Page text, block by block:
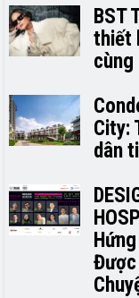
BST
thiết
cùng
City:
dân
Được